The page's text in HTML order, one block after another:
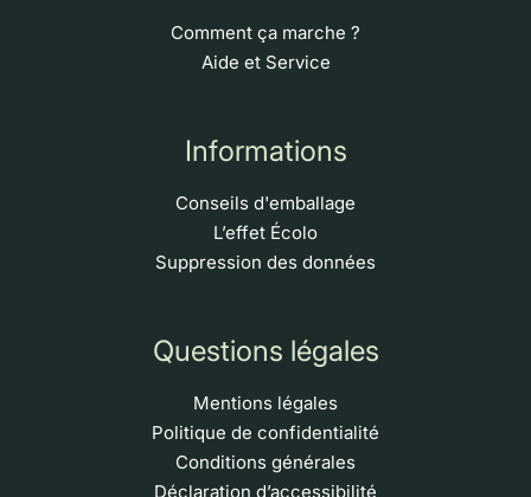
Comment ça marche ?
Aide et Service
Informations
Conseils d'emballage
L’effet Écolo
Suppression des données
Questions légales
Mentions légales
Politique de confidentialité
Conditions générales
Déclaration d’accessibilité